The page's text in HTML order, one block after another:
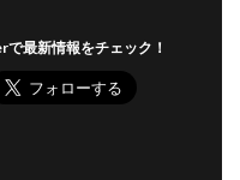
最新情報をチェック！